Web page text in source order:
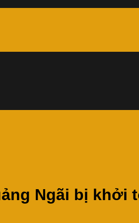
Ngãi bị khởi